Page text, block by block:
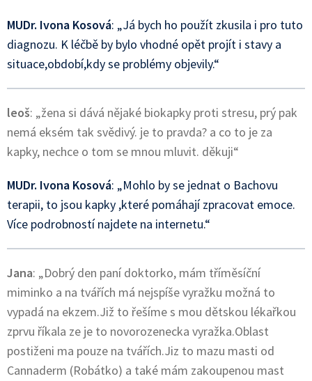
MUDr. Ivona Kosová: „Já bych ho použít zkusila i pro tuto
diagnozu. K léčbě by bylo vhodné opět projít i stavy a
situace,období,kdy se problémy objevily.“
leoš: „žena si dává nějaké biokapky proti stresu, prý pak
nemá eksém tak svědivý. je to pravda? a co to je za
kapky, nechce o tom se mnou mluvit. děkuji“
MUDr. Ivona Kosová: „Mohlo by se jednat o Bachovu
terapii, to jsou kapky ,které pomáhají zpracovat emoce.
Více podrobností najdete na internetu.“
Jana: „Dobrý den paní doktorko, mám tříměsíční
miminko a na tvářích má nejspíše vyražku možná to
vypadá na ekzem.Již to řešíme s mou dětskou lékařkou
zprvu říkala ze je to novorozenecka vyražka.Oblast
postiženi ma pouze na tvářích.Jiz to mazu masti od
Cannaderm (Robátko) a také mám zakoupenou mast